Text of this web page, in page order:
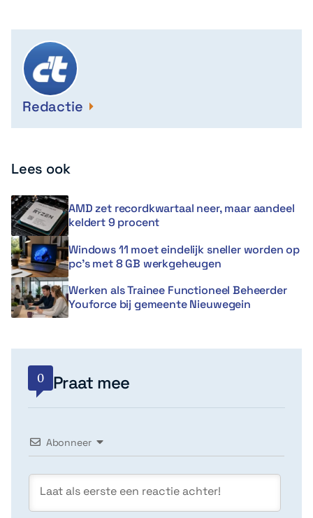
Redactie
Lees ook
AMD zet recordkwartaal neer, maar aandeel
keldert 9 procent
Windows 11 moet eindelijk sneller worden op
pc’s met 8 GB werkgeheugen
Werken als Trainee Functioneel Beheerder
Youforce bij gemeente Nieuwegein
0 Praat mee
Abonneer